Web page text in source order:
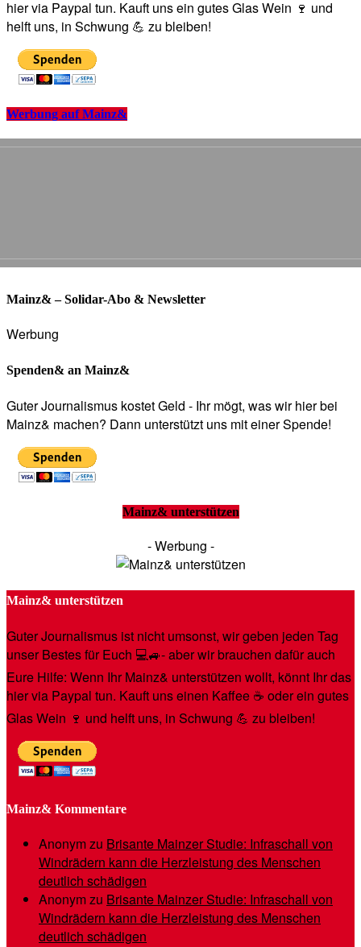
hier via Paypal tun. Kauft uns ein gutes Glas Wein 🍷 und
helft uns, in Schwung 💪 zu bleiben!
Werbung auf Mainz&
Mainz& – Solidar-Abo & Newsletter
Werbung
Spenden& an Mainz&
Guter Journalismus kostet Geld - Ihr mögt, was wir hier bei
Mainz& machen? Dann unterstützt uns mit einer Spende!
Mainz& unterstützen
- Werbung -
Mainz& unterstützen
Guter Journalismus ist nicht umsonst, wir geben jeden Tag
unser Bestes für Euch 💻🚙- aber wir brauchen dafür auch
Eure Hilfe: Wenn Ihr Mainz& unterstützen wollt, könnt Ihr das
hier via Paypal tun. Kauft uns einen Kaffee ☕️ oder ein gutes
Glas Wein 🍷 und helft uns, in Schwung 💪 zu bleiben!
Mainz& Kommentare
Anonymzu Brisante Mainzer Studie: Infraschall von
Windrädern kann die Herzleistung des Menschen
deutlich schädigen
Anonymzu Brisante Mainzer Studie: Infraschall von
Windrädern kann die Herzleistung des Menschen
deutlich schädigen